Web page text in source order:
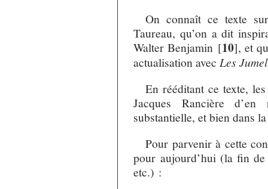
On connaît ce texte
Taureau, qu’on a dit
Walter Benjamin [10], et
actualisation avec Les
En rééditant ce texte,
Jacques Rancière
substantielle, et bien dans
Pour parvenir à cette
pour aujourd’hui (la fin de
etc.) :